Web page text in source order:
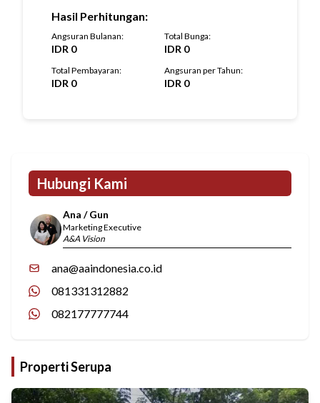
Hasil Perhitungan:
Angsuran Bulanan:
IDR 0
Total Bunga:
IDR 0
Total Pembayaran:
IDR 0
Angsuran per Tahun:
IDR 0
Hubungi Kami
Ana / Gun
Marketing Executive
A&A Vision
ana@aaindonesia.co.id
081331312882
082177777744
Properti Serupa